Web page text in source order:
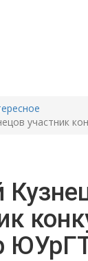
участник